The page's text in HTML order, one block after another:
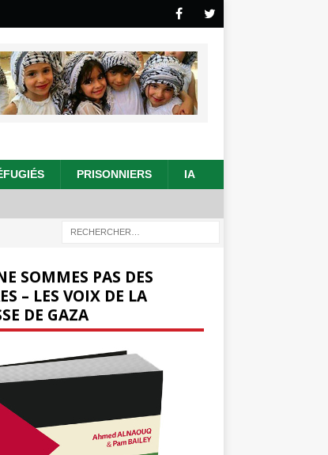
PRISONNIERS IA
SOMMES PAS DES
– LES VOIX DE LA
DE GAZA